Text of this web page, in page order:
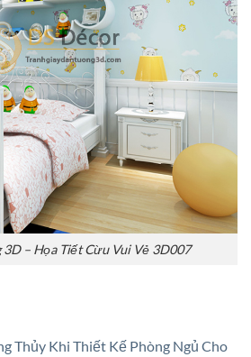
3D – Họa Tiết Cừu Vui Vẻ 3D007
Thủy Khi Thiết Kế Phòng Ngủ Cho